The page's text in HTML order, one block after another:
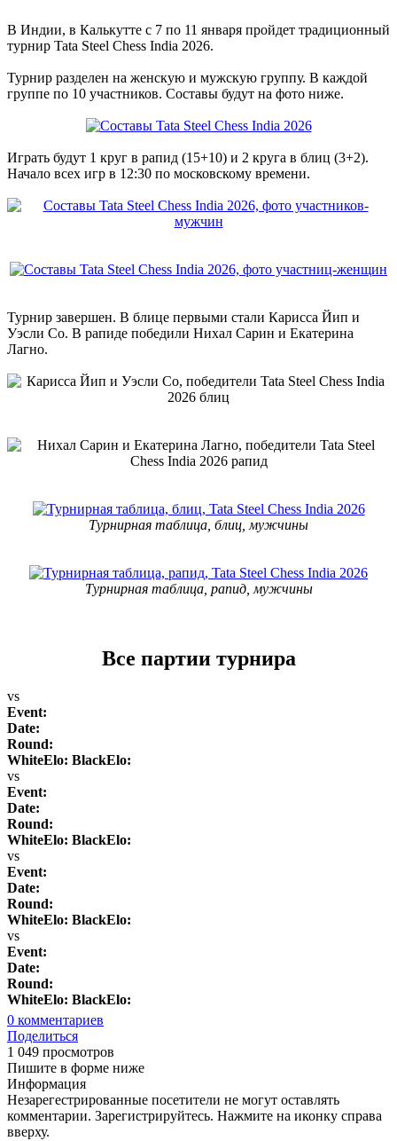
В Индии, в Калькутте с 7 по 11 января пройдет традиционный
турнир Tata Steel Chess India 2026.
Турнир разделен на женскую и мужскую группу. В каждой
группе по 10 участников. Составы будут на фото ниже.
Играть будут 1 круг в рапид (15+10) и 2 круга в блиц (3+2).
Начало всех игр в 12:30 по московскому времени.
Турнир завершен. В блице первыми стали Карисса Йип и
Уэсли Со. В рапиде победили Нихал Сарин и Екатерина
Лагно.
Турнирная таблица, блиц, мужчины
Турнирная таблица, рапид, мужчины
Все партии турнира
vs
Event:
Date:
Round:
WhiteElo: BlackElo:
vs
Event:
Date:
Round:
WhiteElo: BlackElo:
vs
Event:
Date:
Round:
WhiteElo: BlackElo:
vs
Event:
Date:
Round:
WhiteElo: BlackElo:
0 комментариев
Поделиться
1 049 просмотров
Пишите в форме ниже
Информация
Незарегестрированные посетители не могут оставлять
комментарии. Зарегистрируйтесь. Нажмите на иконку справа
вверху.